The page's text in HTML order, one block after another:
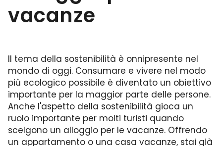
vacanze
Il tema della sostenibilità è onnipresente nel
mondo di oggi. Consumare e vivere nel modo
più ecologico possibile è diventato un obiettivo
importante per la maggior parte delle persone.
Anche l'aspetto della sostenibilità gioca un
ruolo importante per molti turisti quando
scelgono un alloggio per le vacanze. Offrendo
un appartamento o una casa vacanze, stai già